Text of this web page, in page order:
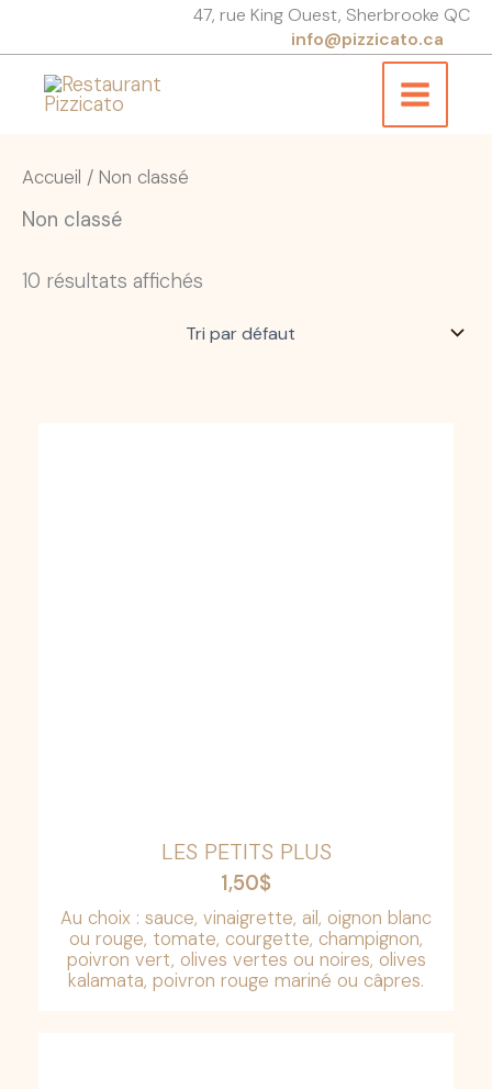
47, rue King Ouest, Sherbrooke QC
info@pizzicato.ca
Accueil / Non classé
Non classé
10 résultats affichés
LES PETITS PLUS
1,50$
Au choix : sauce, vinaigrette, ail, oignon blanc
ou rouge, tomate, courgette, champignon,
poivron vert, olives vertes ou noires, olives
kalamata, poivron rouge mariné ou câpres.